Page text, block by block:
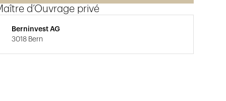
d’Ouvrage privé
Berninvest AG
3018 Bern